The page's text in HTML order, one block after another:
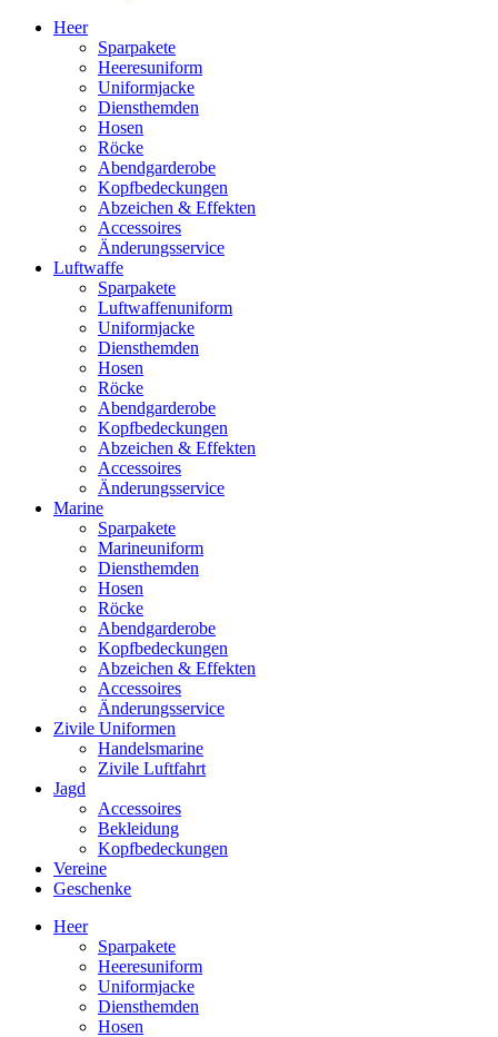
Heer
Sparpakete
Heeresuniform
Uniformjacke
Diensthemden
Hosen
Röcke
Abendgarderobe
Kopfbedeckungen
Abzeichen & Effekten
Accessoires
Änderungsservice
Luftwaffe
Sparpakete
Luftwaffenuniform
Uniformjacke
Diensthemden
Hosen
Röcke
Abendgarderobe
Kopfbedeckungen
Abzeichen & Effekten
Accessoires
Änderungsservice
Marine
Sparpakete
Marineuniform
Diensthemden
Hosen
Röcke
Abendgarderobe
Kopfbedeckungen
Abzeichen & Effekten
Accessoires
Änderungsservice
Zivile Uniformen
Handelsmarine
Zivile Luftfahrt
Jagd
Accessoires
Bekleidung
Kopfbedeckungen
Vereine
Geschenke
Heer
Sparpakete
Heeresuniform
Uniformjacke
Diensthemden
Hosen